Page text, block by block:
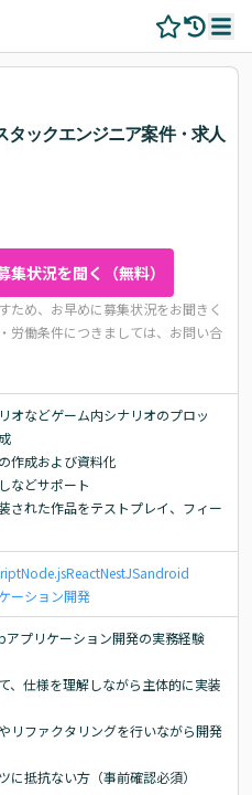
タックエンジニア案件・求人
集状況を聞く（無料）
ため、お早めに募集状況をお聞きく
労働条件につきましては、お問い合
オなどゲーム内シナリオのプロッ
作成および資料化
などサポート
された作品をテストプレイ、フィー
Node.jsReactNestJSandroid
ーション開発
アプリケーション開発の実務経験
、仕様を理解しながら主体的に実装
リファクタリングを行いながら開発
に抵抗ない方（事前確認必須）